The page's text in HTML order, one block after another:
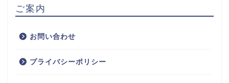
ご案内
お問い合わせ
プライバシーポリシー